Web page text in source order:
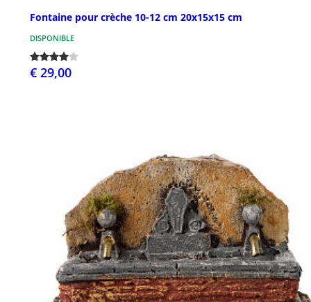
Fontaine pour crèche 10-12 cm 20x15x15 cm
DISPONIBLE
€ 29,00